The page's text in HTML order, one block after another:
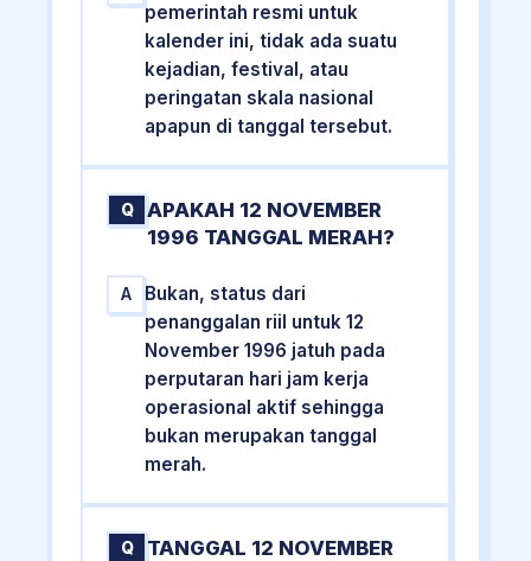
pemerintah resmi untuk
kalender ini, tidak ada suatu
kejadian, festival, atau
peringatan skala nasional
apapun di tanggal tersebut.
Q
APAKAH 12 NOVEMBER
1996 TANGGAL MERAH?
A
Bukan, status dari
penanggalan riil untuk 12
November 1996 jatuh pada
perputaran hari jam kerja
operasional aktif sehingga
bukan merupakan tanggal
merah.
Q
TANGGAL 12 NOVEMBER